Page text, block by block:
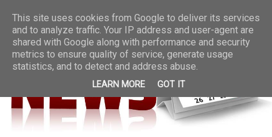
This site uses cookies from Google to deliver its services
and to analyze traffic. Your IP address and user-agent are
shared with Google along with performance and security
metrics to ensure quality of service, generate usage
statistics, and to detect and address abuse.
LEARN MORE GOT IT